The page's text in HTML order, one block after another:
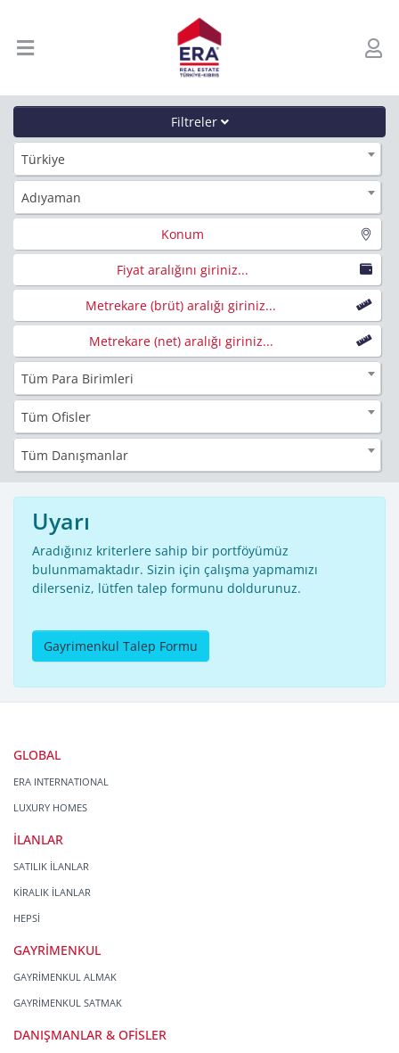
Filtreler
Türkiye
Adıyaman
Konum
Fiyat aralığını giriniz...
Metrekare (brüt) aralığı giriniz...
Metrekare (net) aralığı giriniz...
Tüm Para Birimleri
Tüm Ofisler
Tüm Danışmanlar
Uyarı
Aradığınız kriterlere sahip bir portföyümüz
bulunmamaktadır. Sizin için çalışma yapmamızı
dilerseniz, lütfen talep formunu doldurunuz.
Gayrimenkul Talep Formu
GLOBAL
ERA INTERNATIONAL
LUXURY HOMES
İLANLAR
SATILIK İLANLAR
KİRALIK İLANLAR
HEPSİ
GAYRİMENKUL
GAYRİMENKUL ALMAK
GAYRİMENKUL SATMAK
DANIŞMANLAR & OFİSLER